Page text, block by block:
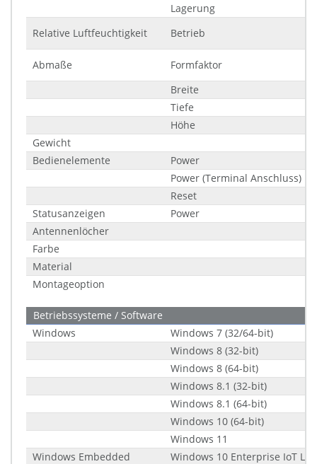
Lagerung
Relative Luftfeuchtigkeit
Betrieb
Abmaße
Formfaktor
Breite
Tiefe
Höhe
Gewicht
Bedienelemente
Power
Power (Terminal Anschluss)
Reset
Statusanzeigen
Power
Antennenlöcher
Farbe
Material
Montageoption
Betriebssysteme / Software
Windows
Windows 7 (32/64-bit)
Windows 8 (32-bit)
Windows 8 (64-bit)
Windows 8.1 (32-bit)
Windows 8.1 (64-bit)
Windows 10 (64-bit)
Windows 11
Windows Embedded
Windows 10 Enterprise IoT